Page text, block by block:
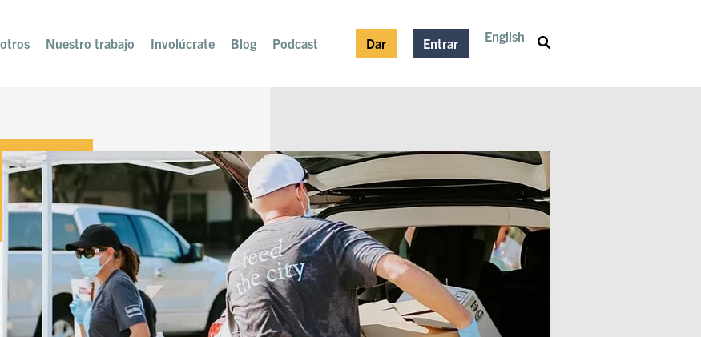
Nuestro trabajo Involúcrate Blog Podcast Dar Entrar English